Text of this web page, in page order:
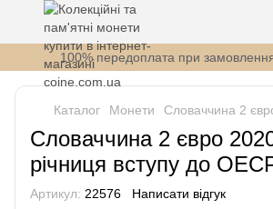
100% передоплата при
Каталог Монети Словаччина 2
Словаччина 2 євро
річниця вступу до
Артикул: 22576 Написати відгук